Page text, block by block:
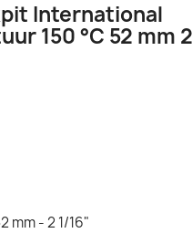
International
150 °C 52 mm
mm - 2 1/16"